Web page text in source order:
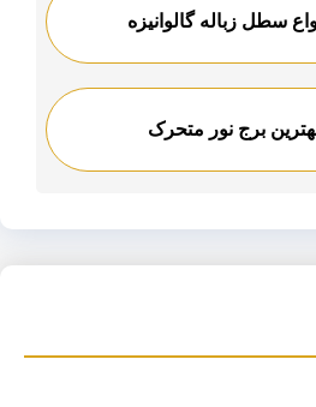
سطل زباله گالوانیزه
برج نور متحرک